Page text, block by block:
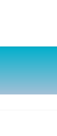
ツ
ス
キ
シ
ン
に